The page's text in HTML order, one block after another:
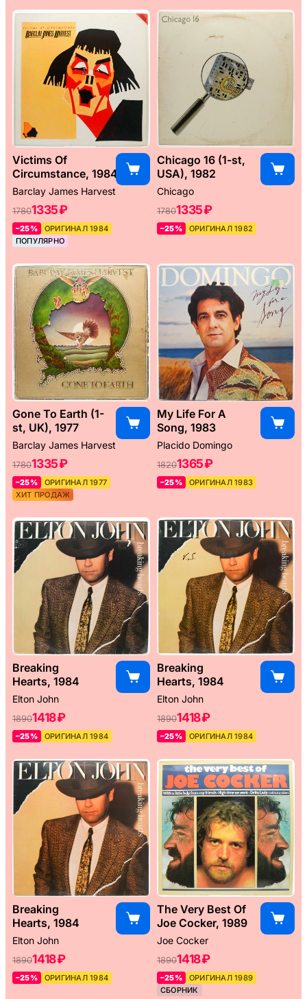
Victims Of
Circumstance, 1984
Barclay James Harvest
17801335 ₽
–25%
ОРИГИНАЛ 1984
ПОПУЛЯРНО
Chicago 16 (1-st,
USA), 1982
Chicago
17801335 ₽
–25% ОРИГИНАЛ 1982
Gone To Earth (1-
st, UK), 1977
Barclay James Harvest
17801335 ₽
–25%
ОРИГИНАЛ 1977
ХИТ ПРОДАЖ
My Life For A
Song, 1983
Placido Domingo
18201365 ₽
–25% ОРИГИНАЛ 1983
Breaking
Hearts, 1984
Elton John
18901418 ₽
–25% ОРИГИНАЛ 1984
Breaking
Hearts, 1984
Elton John
18901418 ₽
–25% ОРИГИНАЛ 1984
Breaking
Hearts, 1984
Elton John
18901418 ₽
–25% ОРИГИНАЛ 1984
The Very Best Of
Joe Cocker, 1989
Joe Cocker
18901418 ₽
–25%
ОРИГИНАЛ 1989
СБОРНИК